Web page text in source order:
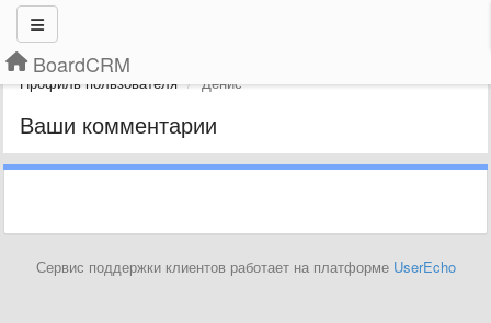
BoardCRM
Профиль пользователя Денис
Ваши комментарии
Сервис поддержки клиентов работает на платформе UserEcho